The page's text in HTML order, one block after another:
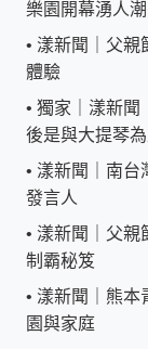
樂園開幕湧人潮
• 漾新聞｜父
體驗
• 獨家｜漾新
後是與大提琴
• 漾新聞｜南台
發言人
• 漾新聞｜父親
制霸秘笈
• 漾新聞｜熊
園與家庭